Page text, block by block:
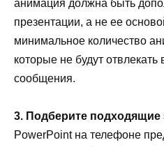
анимация должна быть
презентации, а не ее
минимальное количество
которые не будут
сообщения.
3. Подберите
PowerPoint на телефоне